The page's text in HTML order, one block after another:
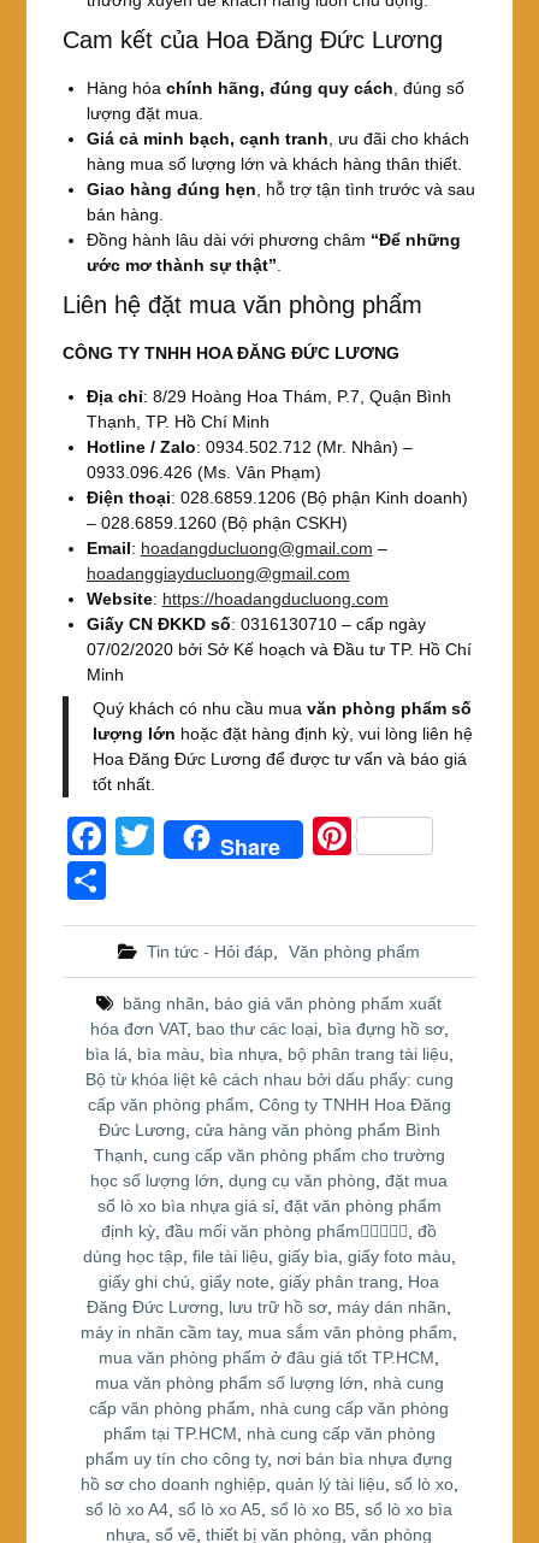
Cam kết của Hoa Đăng Đức Lương
Hàng hóa chính hãng, đúng quy cách, đúng số
lượng đặt mua.
Giá cả minh bạch, cạnh tranh, ưu đãi cho khách
hàng mua số lượng lớn và khách hàng thân thiết.
Giao hàng đúng hẹn, hỗ trợ tận tình trước và sau
bán hàng.
Đồng hành lâu dài với phương châm “Để những
ước mơ thành sự thật”.
Liên hệ đặt mua văn phòng phẩm
CÔNG TY TNHH HOA ĐĂNG ĐỨC LƯƠNG
Địa chỉ: 8/29 Hoàng Hoa Thám, P.7, Quận Bình
Thạnh, TP. Hồ Chí Minh
Hotline / Zalo: 0934.502.712 (Mr. Nhân) –
0933.096.426 (Ms. Vân Phạm)
Điện thoại: 028.6859.1206 (Bộ phận Kinh doanh)
– 028.6859.1260 (Bộ phận CSKH)
Email: hoadangducluong@gmail.com –
hoadanggiayducluong@gmail.com
Website: https://hoadangducluong.com
Giấy CN ĐKKD số: 0316130710 – cấp ngày
07/02/2020 bởi Sở Kế hoạch và Đầu tư TP. Hồ Chí
Minh
Quý khách có nhu cầu mua văn phòng phẩm số
lượng lớn hoặc đặt hàng định kỳ, vui lòng liên hệ
Hoa Đăng Đức Lương để được tư vấn và báo giá
tốt nhất.
F
a
c
e
b
o
o
k
T
tt
er
Share
Pi
er
e
st
h
ar
e
Tin tức - Hỏi đáp, Văn phòng phẩm
băng nhãn, báo giá văn phòng phẩm xuất
hóa đơn VAT, bao thư các loại, bìa đựng hồ sơ,
bìa lá, bìa màu, bìa nhựa, bộ phân trang tài liệu,
Bộ từ khóa liệt kê cách nhau bởi dấu phẩy: cung
cấp văn phòng phẩm, Công ty TNHH Hoa Đăng
Đức Lương, cửa hàng văn phòng phẩm Bình
Thạnh, cung cấp văn phòng phẩm cho trường
học số lượng lớn,dụng cụ văn phòng,đặt mua
sổ lò xo bìa nhựa giá sỉ, đặt văn phòng phẩm
định kỳ,đầu mối văn phòng phẩm,đồ
dùng học tập, file tài liệu, giấy bìa, giấy foto màu,
giấy ghi chú,giấy note,giấy phân trang, Hoa
Đăng Đức Lương, lưu trữ hồ sơ, máy dán nhãn,
máy in nhãn cầm tay, mua sắm văn phòng phẩm,
mua văn phòng phẩm ở đâu giá tốt TP.HCM,
mua văn phòng phẩm số lượng lớn, nhà cung
cấp văn phòng phẩm, nhà cung cấp văn phòng
phẩm tại TP.HCM, nhà cung cấp văn phòng
phẩm uy tín cho công ty, nơi bán bìa nhựa đựng
hồ sơ cho doanh nghiệp, quản lý tài liệu, sổ lò xo,
sổ lò xo A4,sổ lò xo A5,sổ lò xo B5,sổ lò xo bìa
nhựa,sổ vẽ,thiết bị văn phòng,văn phòng